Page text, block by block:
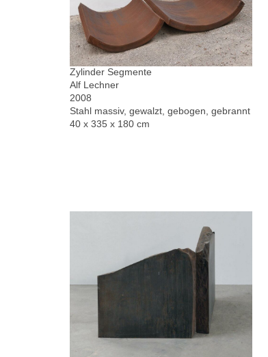
Zylinder Segmente
Alf Lechner
2008
Stahl massiv, gewalzt, gebogen, gebrannt
40 x 335 x 180 cm